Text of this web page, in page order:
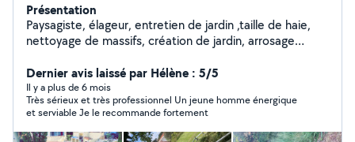
Présentation
Paysagiste, élageur, entretien de jardin ,taille de haie,
nettoyage de massifs, création de jardin, arrosage
élagage Abbatage. -50% déductible de vos impôts.
Dernier avis laissé par Hélène : 5/5
Il y a plus de 6 mois
Très sérieux et très professionnel Un jeune homme énergique
et serviable Je le recommande fortement